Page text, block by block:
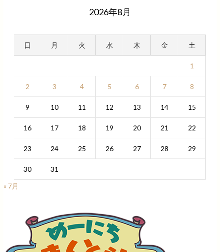
2026年8月
日 月 火 水 木 金 土
1
2 3 4 5 6 7 8
9 10 11 12 13 14 15
16 17 18 19 20 21 22
23 24 25 26 27 28 29
30
31
« 7月